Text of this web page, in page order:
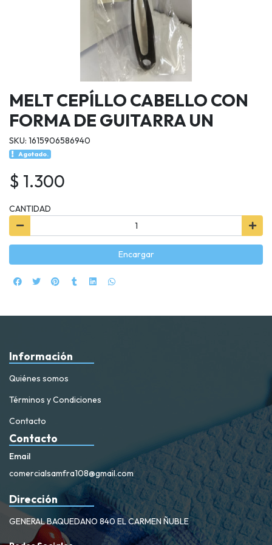
MELT CEPÍLLO CABELLO CON
FORMA DE GUITARRA UN
SKU: 1615906586940
Agotado.
$ 1.300
CANTIDAD
Encargar
Información
Quiénes somos
Términos y Condiciones
Contacto
Contacto
Email
comercialsamfra108@gmail.com
Dirección
GENERAL BAQUEDANO 840 EL CARMEN ÑUBLE